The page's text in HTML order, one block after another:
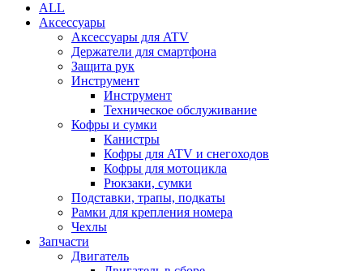
ALL
Аксессуары
Аксессуары для ATV
Держатели для смартфона
Защита рук
Инструмент
Инструмент
Техническое обслуживание
Кофры и сумки
Канистры
Кофры для ATV и снегоходов
Кофры для мотоцикла
Рюкзаки, сумки
Подставки, трапы, подкаты
Рамки для крепления номера
Чехлы
Запчасти
Двигатель